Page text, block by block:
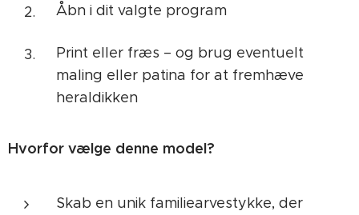
Åbn i dit valgte program
Print eller fræs – og brug eventuelt
maling eller patina for at fremhæve
heraldikken
Hvorfor vælge denne model?
Skab en unik familiearvestykke, der